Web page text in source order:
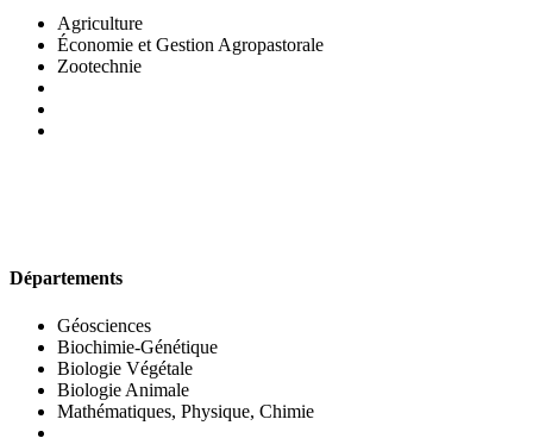
Agriculture
Économie et Gestion Agropastorale
Zootechnie
Départements
Géosciences
Biochimie-Génétique
Biologie Végétale
Biologie Animale
Mathématiques, Physique, Chimie